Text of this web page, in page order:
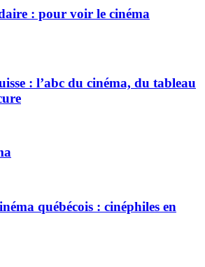
: pour voir le cinéma
: l’abc du cinéma, du tableau
québécois : cinéphiles en